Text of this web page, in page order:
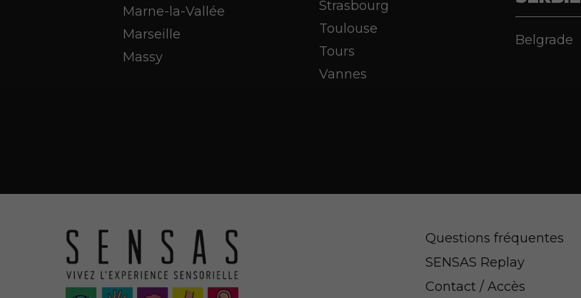
Marne-la-Vallée
Marseille
Massy
Strasbourg
Toulouse
Tours
Vannes
Belgrade
Questions fréquentes
SENSAS Replay
Contact / Accès